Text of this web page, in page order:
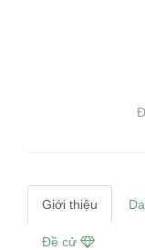
Giới thiệu
Đề cử